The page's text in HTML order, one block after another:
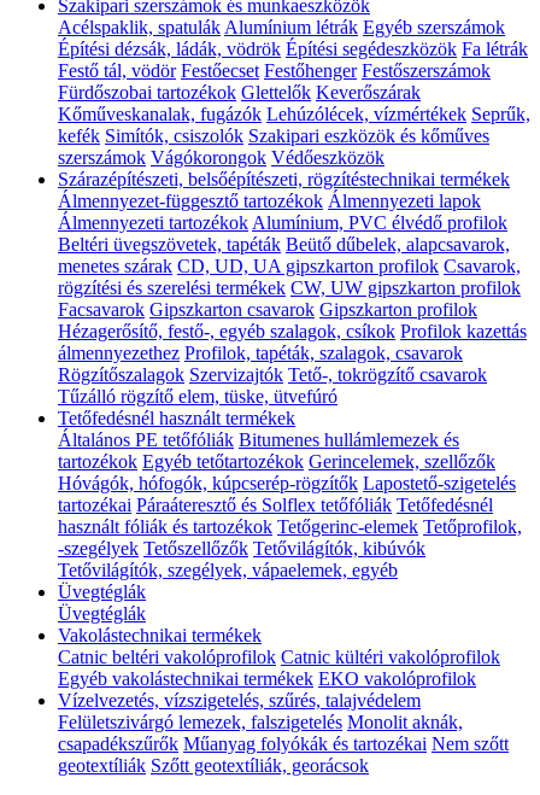
Szakipari szerszámok és munkaeszközök
Acélspaklik, spatulák Alumínium létrák Egyéb szerszámok
Építési dézsák, ládák, vödrök Építési segédeszközök Fa létrák
Festő tál, vödör Festőecset Festőhenger Festőszerszámok
Fürdőszobai tartozékok Glettelők Keverőszárak
Kőműveskanalak, fugázók Lehúzólécek, vízmértékek Seprűk,
kefék Simítók, csiszolók Szakipari eszközök és kőműves
szerszámok Vágókorongok Védőeszközök
Szárazépítészeti, belsőépítészeti, rögzítéstechnikai termékek
Álmennyezet-függesztő tartozékok Álmennyezeti lapok
Álmennyezeti tartozékok Alumínium, PVC élvédő profilok
Beltéri üvegszövetek, tapéták Beütő dűbelek, alapcsavarok,
menetes szárak CD, UD, UA gipszkarton profilok Csavarok,
rögzítési és szerelési termékek CW, UW gipszkarton profilok
Facsavarok Gipszkarton csavarok Gipszkarton profilok
Hézagerősítő, festő-, egyéb szalagok, csíkok Profilok kazettás
álmennyezethez Profilok, tapéták, szalagok, csavarok
Rögzítőszalagok Szervizajtók Tető-, tokrögzítő csavarok
Tűzálló rögzítő elem, tüske, ütvefúró
Tetőfedésnél használt termékek
Általános PE tetőfóliák Bitumenes hullámlemezek és
tartozékok Egyéb tetőtartozékok Gerincelemek, szellőzők
Hóvágók, hófogók, kúpcserép-rögzítők Lapostető-szigetelés
tartozékai Páraáteresztő és Solflex tetőfóliák Tetőfedésnél
használt fóliák és tartozékok Tetőgerinc-elemek Tetőprofilok,
-szegélyek Tetőszellőzők Tetővilágítók, kibúvók
Tetővilágítók, szegélyek, vápaelemek, egyéb
Üvegtéglák
Üvegtéglák
Vakolástechnikai termékek
Catnic beltéri vakolóprofilok Catnic kültéri vakolóprofilok
Egyéb vakolástechnikai termékek EKO vakolóprofilok
Vízelvezetés, vízszigetelés, szűrés, talajvédelem
Felületszivárgó lemezek, falszigetelés Monolit aknák,
csapadékszűrők Műanyag folyókák és tartozékai Nem szőtt
geotextíliák Szőtt geotextíliák, georácsok